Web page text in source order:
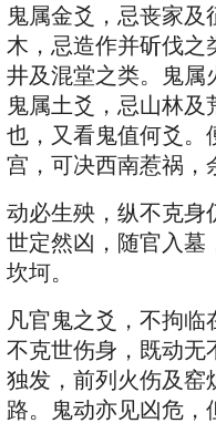
鬼属金爻，忌丧家
木，忌造作并斫伐之
井及混堂之类。鬼属
鬼属土爻，忌山林
也，又看鬼值何爻。
宫，可决西南惹祸，
动必生殃，纵不克身
世定然凶，随官入墓
坎坷。
凡官鬼之爻，不拘临
不克世伤身，既动无
独发，前列火伤及窑
路。鬼动亦见凶危，